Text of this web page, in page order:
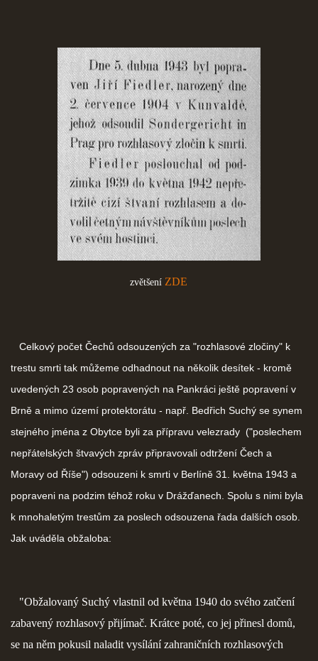
zvětšení ZDE
Celkový počet Čechů odsouzených za "rozhlasové zločiny" k
trestu smrti tak můžeme odhadnout na několik desítek - kromě
uvedených 23 osob popravených na Pankráci ještě popravení v
Brně a mimo území protektorátu - např. Bedřich Suchý se synem
stejného jména z Obytce byli za přípravu velezrady ("poslechem
nepřátelských štvavých zpráv připravovali odtržení Čech a
Moravy od Říše") odsouzeni k smrti v Berlíně 31. května 1943 a
popraveni na podzim téhož roku v Drážďanech. Spolu s nimi byla
k mnohaletým trestům za poslech odsouzena řada dalších osob.
Jak uváděla obžaloba:
"Obžalovaný Suchý vlastnil od května 1940 do svého zatčení
zabavený rozhlasový přijímač. Krátce poté, co jej přinesl domů,
se na něm pokusil naladit vysílání zahraničních rozhlasových